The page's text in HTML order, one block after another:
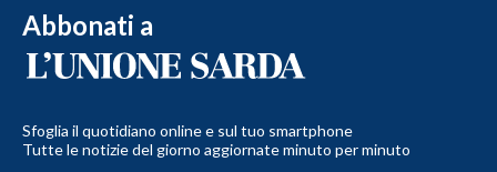
Abbonati a
Sfoglia il quotidiano online e sul tuo smartphone
Tutte le notizie del giorno aggiornate minuto per minuto